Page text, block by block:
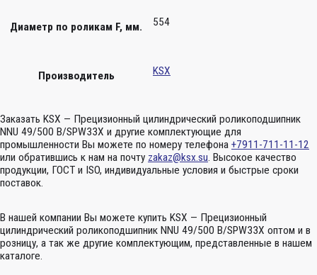
Диаметр по роликам F, мм. 554
Производитель KSX
Заказать KSX — Прецизионный цилиндрический роликоподшипник
NNU 49/500 B/SPW33X и другие комплектующие для
промышленности Вы можете по номеру телефона +7911-711-11-12
или обратившись к нам на почту zakaz@ksx.su. Высокое качество
продукции, ГОСТ и ISO, индивидуальные условия и быстрые сроки
поставок.
В нашей компании Вы можете купить KSX — Прецизионный
цилиндрический роликоподшипник NNU 49/500 B/SPW33X оптом и в
розницу, а так же другие комплектующим, представленные в нашем
каталоге.